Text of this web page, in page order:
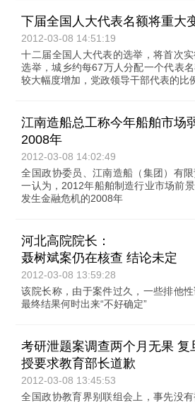
下届全国人大代表名额将重大
2012-03-08 14:51:19
十二届全国人大代表的选举，将首次
选举，城乡约每67万人分配一个代表
较大幅度增加，党政领导干部代表的比
江南造船总工称今年船舶市场
2008年
2012-03-08 14:02:49
全国政协委员、江南造船（集团）有
一认为，2012年船舶制造行业市场前
发生金融危机的2008年
河北高院院长：
聂树斌案仍在核查 结论未定
2012-03-08 13:59:28
该院长称，由于案件过久，一些排他
最终结果何时出来“不好确定”
考研泄题案调查两个月无果 复
授要求教育部长道歉
2012-03-08 13:45:53
全国政协教育界别联组会上，事先没